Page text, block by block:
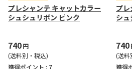
プレシャンテ キャットカラー
シュシュリボン ピンク
740円
(送料別・税込)
獲得ポイント : 7
プ
シ
740
(送料
獲得